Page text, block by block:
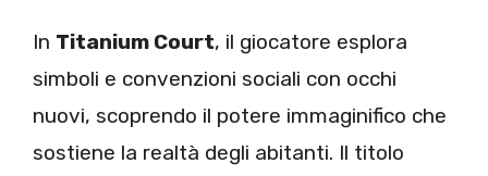
In Titanium Court, il giocatore esplora
simboli e convenzioni sociali con occhi
nuovi, scoprendo il potere immaginifico che
sostiene la realtà degli abitanti. Il titolo